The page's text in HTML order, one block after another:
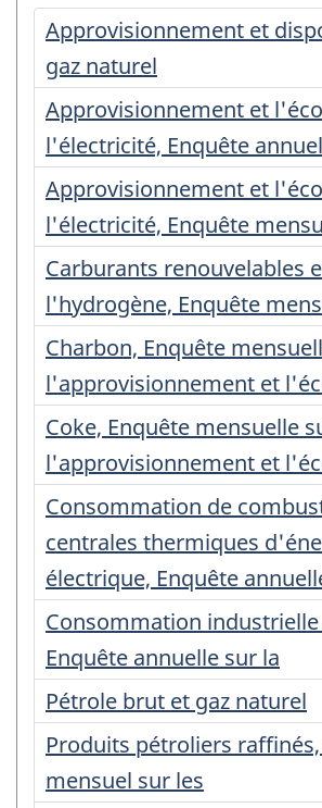
Approvisionnement et
gaz naturel
Approvisionnement et
l'électricité, Enquête
Approvisionnement et
l'électricité, Enquête
Carburants renouvelables
l'hydrogène, Enquête
Charbon, Enquête
l'approvisionnement et
Coke, Enquête mensuelle
l'approvisionnement et
Consommation de
centrales thermiques
électrique, Enquête
Consommation
Enquête annuelle sur la
Pétrole brut et gaz naturel
Produits pétroliers
mensuel sur les